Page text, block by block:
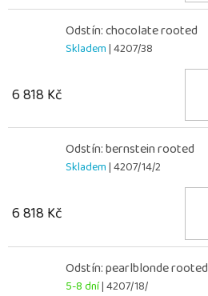
Odstín: chocolate rooted
Skladem| 4207/38
6 818 Kč
Odstín: bernstein rooted
Skladem| 4207/14/2
6 818 Kč
Odstín: pearlblonde rooted
5-8 dní| 4207/18/